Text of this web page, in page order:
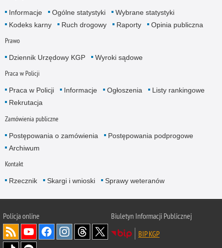
Informacje Ogólne statystyki
Wybrane statystyki
Kodeks karny
Ruch drogowy Raporty Opinia publiczna
Prawo
Dziennik Urzędowy KGP Wyroki sądowe
Praca w Policji
Praca w Policji Informacje Ogłoszenia
Listy rankingowe
Rekrutacja
Zamówienia publiczne
Postępowania o zamówienia
Postępowania podprogowe
Archiwum
Kontakt
Rzecznik Skargi i wnioski Sprawy weteranów
Policjaonline
Biuletyn Informacji Publicznej
BIP KGP